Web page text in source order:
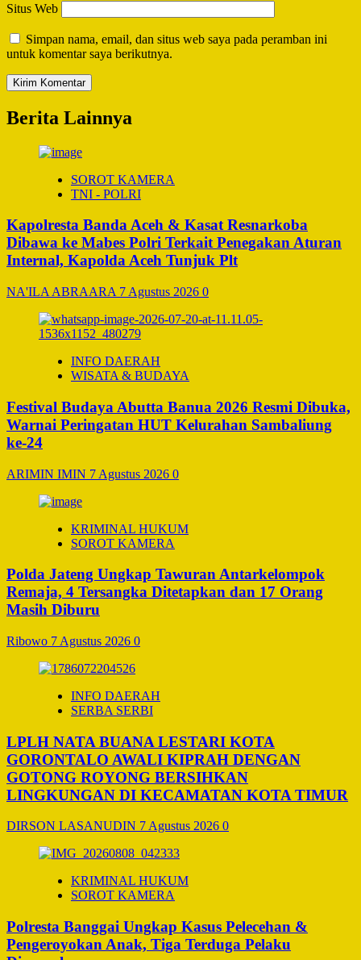
Situs Web
Simpan nama, email, dan situs web saya pada peramban ini
untuk komentar saya berikutnya.
Berita Lainnya
SOROT KAMERA
TNI - POLRI
Kapolresta Banda Aceh & Kasat Resnarkoba
Dibawa ke Mabes Polri Terkait Penegakan Aturan
Internal, Kapolda Aceh Tunjuk Plt
NA'ILA ABRAARA 7 Agustus 2026 0
INFO DAERAH
WISATA & BUDAYA
Festival Budaya Abutta Banua 2026 Resmi Dibuka,
Warnai Peringatan HUT Kelurahan Sambaliung
ke-24
ARIMIN IMIN 7 Agustus 2026 0
KRIMINAL HUKUM
SOROT KAMERA
Polda Jateng Ungkap Tawuran Antarkelompok
Remaja, 4 Tersangka Ditetapkan dan 17 Orang
Masih Diburu
Ribowo 7 Agustus 2026 0
INFO DAERAH
SERBA SERBI
LPLH NATA BUANA LESTARI KOTA
GORONTALO AWALI KIPRAH DENGAN
GOTONG ROYONG BERSIHKAN
LINGKUNGAN DI KECAMATAN KOTA TIMUR
DIRSON LASANUDIN 7 Agustus 2026 0
KRIMINAL HUKUM
SOROT KAMERA
Polresta Banggai Ungkap Kasus Pelecehan &
Pengeroyokan Anak, Tiga Terduga Pelaku